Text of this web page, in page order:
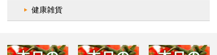
健康雑貨